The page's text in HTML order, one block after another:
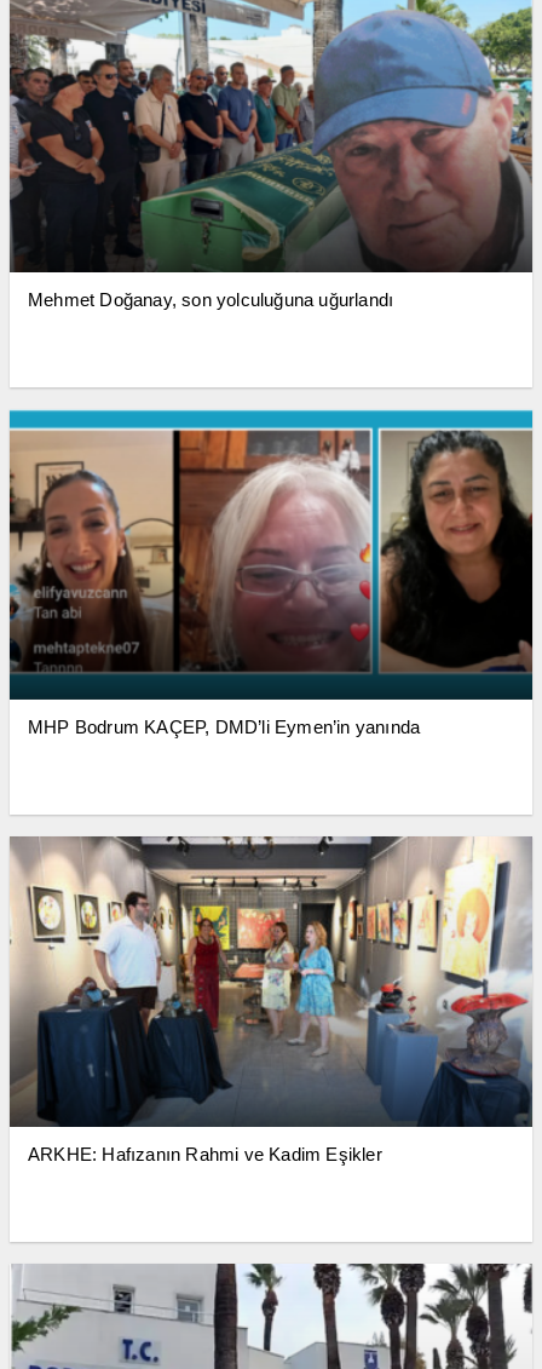
Mehmet Doğanay, son yolculuğuna uğurlandı
MHP Bodrum KAÇEP, DMD’li Eymen’in yanında
ARKHE: Hafızanın Rahmi ve Kadim Eşikler